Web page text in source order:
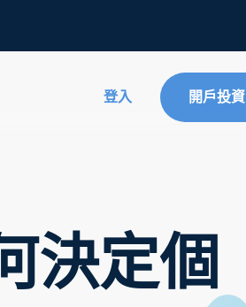
登入 開戶投資
決定個